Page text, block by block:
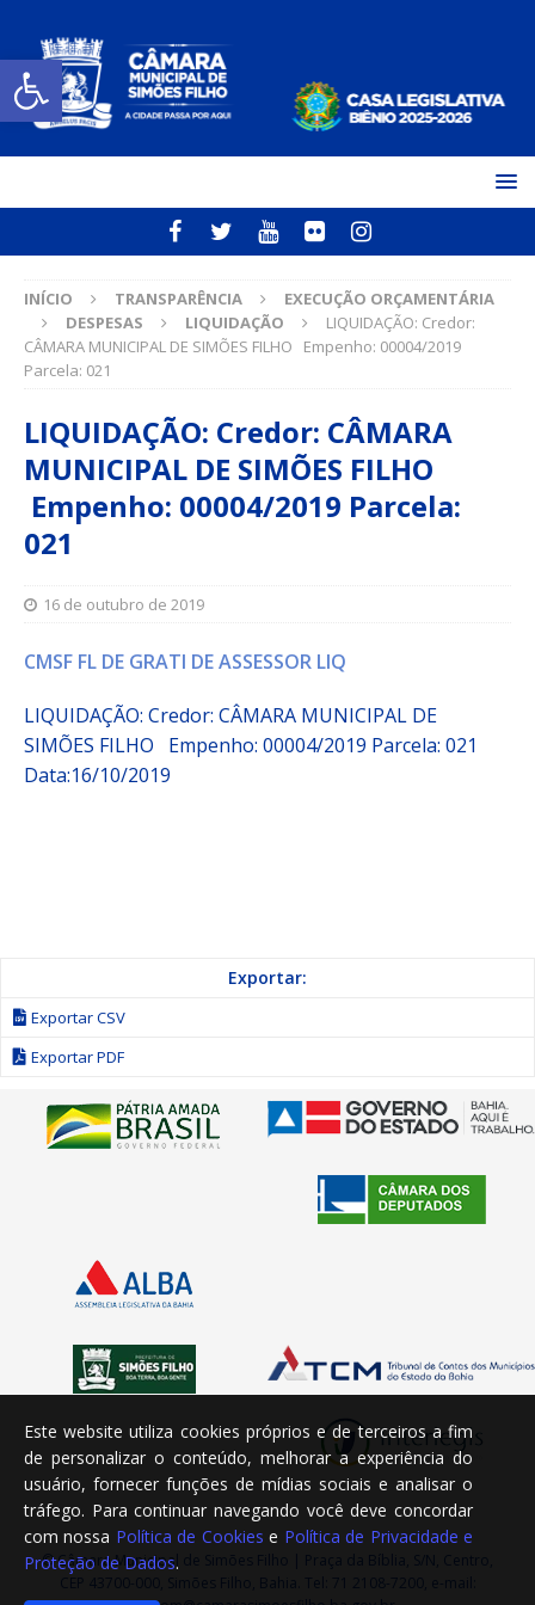
Open toolbar
INÍCIO TRANSPARÊNCIA
EXECUÇÃO ORÇAMENTÁRIA
DESPESAS
LIQUIDAÇÃO
LIQUIDAÇÃO: Credor:
CÂMARA MUNICIPAL DE SIMÕES FILHO Empenho: 00004/2019
Parcela: 021
LIQUIDAÇÃO: Credor: CÂMARA
MUNICIPAL DE SIMÕES FILHO
Empenho: 00004/2019 Parcela:
021
16 de outubro de 2019
CMSF FL DE GRATI DE ASSESSOR LIQ
LIQUIDAÇÃO: Credor: CÂMARA MUNICIPAL DE
SIMÕES FILHO Empenho: 00004/2019 Parcela: 021
Data:16/10/2019
Exportar:
Exportar CSV
Exportar PDF
© Câmara Municipal de Simões Filho | Praça da Bíblia, S/N, Centro,
CEP 43700-000, Simões Filho, Bahia. Tel: 71 2108-7200, e-mail:
Este website utiliza cookies próprios e de terceiros a fim
de personalizar o conteúdo, melhorar a experiência do
usuário, fornecer funções de mídias sociais e analisar o
tráfego. Para continuar navegando você deve concordar
com nossa Política de Cookies e Política de Privacidade e
Proteção de Dados.